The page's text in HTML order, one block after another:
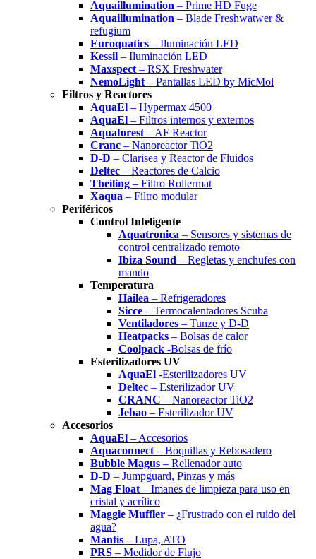
Aquaillumination – Prime HD Fuge
Aquaillumination – Blade Freshwatwer &
refugium
Euroquatics – Iluminación LED
Kessil – Iluminación LED
Maxspect – RSX Freshwater
NemoLight – Pantallas LED by MicMol
Filtros y Reactores
AquaEl – Hypermax 4500
AquaEl – Filtros internos y externos
Aquaforest – AF Reactor
Cranc – Nanoreactor TiO2
D-D – Clarisea y Reactor de Fluidos
Deltec – Reactores de Calcio
Theiling – Filtro Rollermat
Xaqua – Filtro modular
Periféricos
Control Inteligente
Aquatronica – Sensores y sistemas de
control centralizado remoto
Ibiza Sound – Regletas y enchufes con
mando
Temperatura
Hailea – Refrigeradores
Sicce – Termocalentadores Scuba
Ventiladores – Tunze y D-D
Heatpacks – Bolsas de calor
Coolpack -Bolsas de frío
Esterilizadores UV
AquaEl -Esterilizadores UV
Deltec – Esterilizador UV
CRANC – Nanoreactor TiO2
Jebao – Esterilizador UV
Accesorios
AquaEl – Accesorios
Aquaconnect – Boquillas y Rebosadero
Bubble Magus – Rellenador auto
D-D – Jumpguard, Pinzas y más
Mag Float – Imanes de limpieza para uso en
cristal y acrílico
Maggie Muffler – ¿Frustrado con el ruido del
agua?
Mantis – Lupa, ATO
PRS – Medidor de Flujo